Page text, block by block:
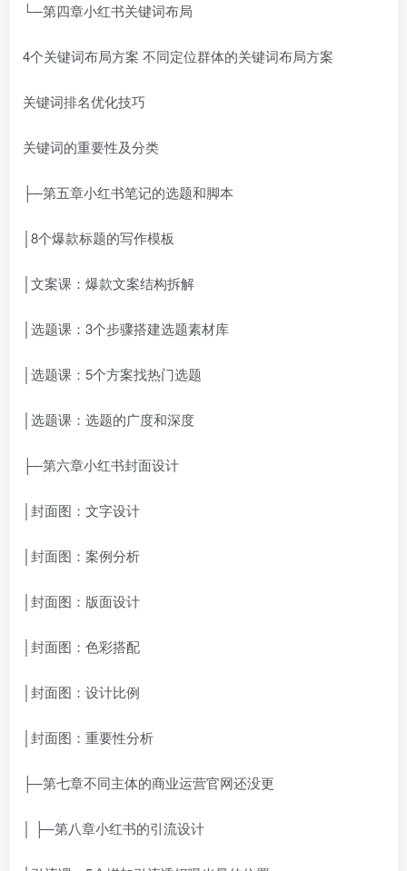
└─第四章小红书关键词布局
4个关键词布局方案 不同定位群体的关键词布局方案
关键词排名优化技巧
关键词的重要性及分类
├─第五章小红书笔记的选题和脚本
│8个爆款标题的写作模板
│文案课：爆款文案结构拆解
│选题课：3个步骤搭建选题素材库
│选题课：5个方案找热门选题
│选题课：选题的广度和深度
├─第六章小红书封面设计
│封面图：文字设计
│封面图：案例分析
│封面图：版面设计
│封面图：色彩搭配
│封面图：设计比例
│封面图：重要性分析
├─第七章不同主体的商业运营官网还没更
│ ├─第八章小红书的引流设计